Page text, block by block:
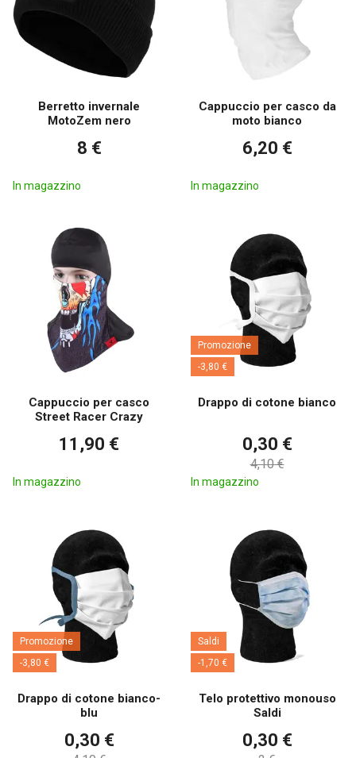
Berretto invernale
MotoZem nero
8 €
In magazzino
Cappuccio per casco da
moto bianco
6,20 €
In magazzino
Cappuccio per casco
Street Racer Crazy
11,90 €
In magazzino
Promozione
-3,80 €
Drappo di cotone bianco
0,30 €
4,10 €
In magazzino
Promozione
-3,80 €
Drappo di cotone bianco-
blu
0,30 €
Saldi
-1,70 €
Telo protettivo monouso
Saldi
0,30 €